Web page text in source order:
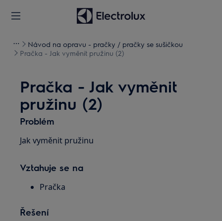
Návod na opravu - pračky / pračky se sušičkou
Pračka - Jak vyměnit pružinu (2)
Pračka - Jak vyměnit
pružinu (2)
Problém
Jak vyměnit pružinu
Vztahuje se na
Pračka
Řešení